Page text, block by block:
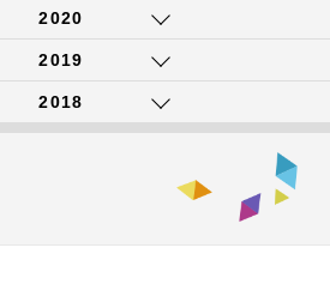
2020
2019
2018